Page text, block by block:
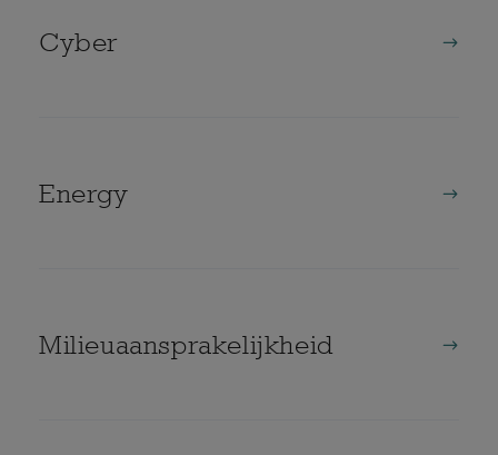
Cyber
Energy
Milieuaansprakelijkheid